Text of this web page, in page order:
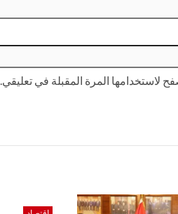
لاستخدامها المرة المقبلة في تعليقي.